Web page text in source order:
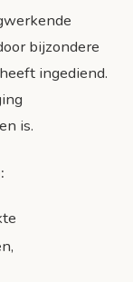
bijzondere
ingediend.
is.